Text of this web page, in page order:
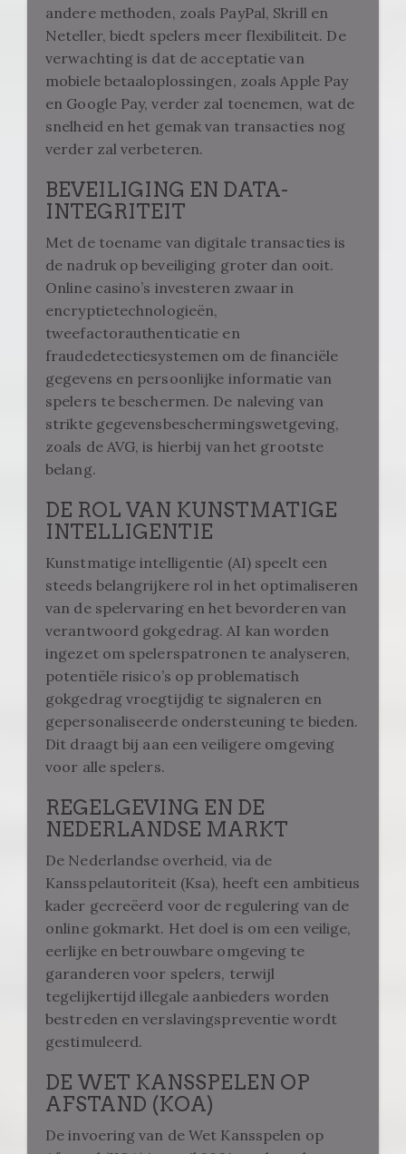
andere methoden, zoals PayPal, Skrill en
Neteller, biedt spelers meer flexibiliteit. De
verwachting is dat de acceptatie van
mobiele betaaloplossingen, zoals Apple Pay
en Google Pay, verder zal toenemen, wat de
snelheid en het gemak van transacties nog
verder zal verbeteren.
BEVEILIGING EN DATA-
INTEGRITEIT
Met de toename van digitale transacties is
de nadruk op beveiliging groter dan ooit.
Online casino’s investeren zwaar in
encryptietechnologieën,
tweefactorauthenticatie en
fraudedetectiesystemen om de financiële
gegevens en persoonlijke informatie van
spelers te beschermen. De naleving van
strikte gegevensbeschermingswetgeving,
zoals de AVG, is hierbij van het grootste
belang.
DE ROL VAN KUNSTMATIGE
INTELLIGENTIE
Kunstmatige intelligentie (AI) speelt een
steeds belangrijkere rol in het optimaliseren
van de spelervaring en het bevorderen van
verantwoord gokgedrag. AI kan worden
ingezet om spelerspatronen te analyseren,
potentiële risico’s op problematisch
gokgedrag vroegtijdig te signaleren en
gepersonaliseerde ondersteuning te bieden.
Dit draagt bij aan een veiligere omgeving
voor alle spelers.
REGELGEVING EN DE
NEDERLANDSE MARKT
De Nederlandse overheid, via de
Kansspelautoriteit (Ksa), heeft een ambitieus
kader gecreëerd voor de regulering van de
online gokmarkt. Het doel is om een veilige,
eerlijke en betrouwbare omgeving te
garanderen voor spelers, terwijl
tegelijkertijd illegale aanbieders worden
bestreden en verslavingspreventie wordt
gestimuleerd.
DE WET KANSSPELEN OP
AFSTAND (KOA)
De invoering van de Wet Kansspelen op